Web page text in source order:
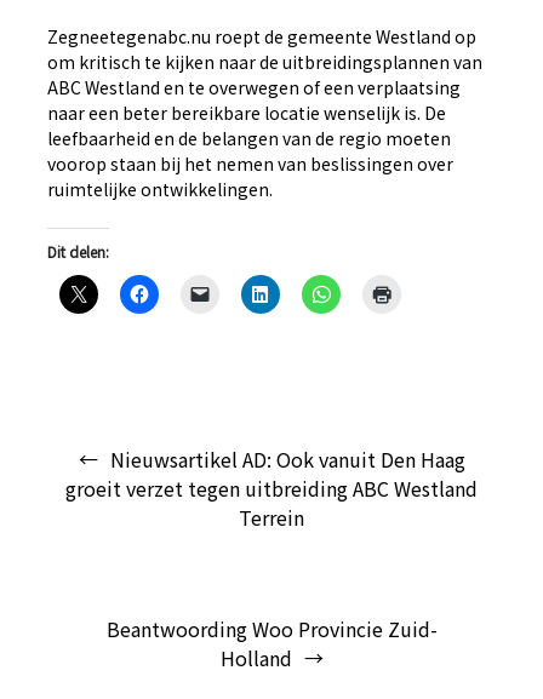
Zegneetegenabc.nu roept de gemeente Westland op
om kritisch te kijken naar de uitbreidingsplannen van
ABC Westland en te overwegen of een verplaatsing
naar een beter bereikbare locatie wenselijk is. De
leefbaarheid en de belangen van de regio moeten
voorop staan bij het nemen van beslissingen over
ruimtelijke ontwikkelingen.
Dit delen:
navigatieNieuwsartikel AD: Ook vanuit Den Haag
groeit verzet tegen uitbreiding ABC Westland
Terrein
Beantwoording Woo Provincie Zuid-
Holland